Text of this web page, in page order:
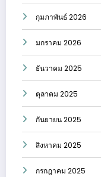
กุมภาพันธ์ 2026
มกราคม 2026
ธันวาคม 2025
ตุลาคม 2025
กันยายน 2025
สิงหาคม 2025
กรกฎาคม 2025